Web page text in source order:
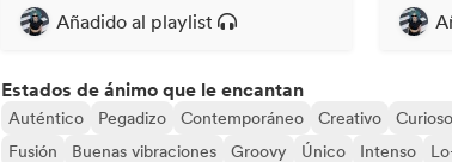
Añadido al playlist
Estados de ánimo que le encantan
Auténtico Pegadizo Contemporáneo Creativo Curioso
Fusión
Buenas vibraciones Groovy Único Intenso